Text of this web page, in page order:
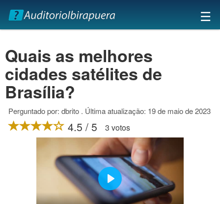
×
☰
Quais as melhores
cidades satélites de
Brasília?
Perguntado por: dbrito . Última atualização: 19 de maio de 2023
4.5 / 5 3 votos
Play